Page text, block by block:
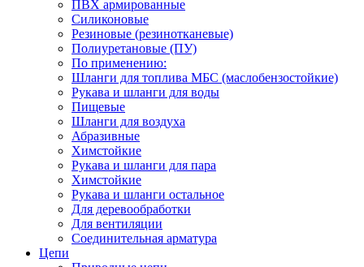
ПВХ армированные
Силиконовые
Резиновые (резинотканевые)
Полиуретановые (ПУ)
По применению:
Шланги для топлива МБС (маслобензостойкие)
Рукава и шланги для воды
Пищевые
Шланги для воздуха
Абразивные
Химстойкие
Рукава и шланги для пара
Химстойкие
Рукава и шланги остальное
Для деревообработки
Для вентиляции
Соединительная арматура
Цепи